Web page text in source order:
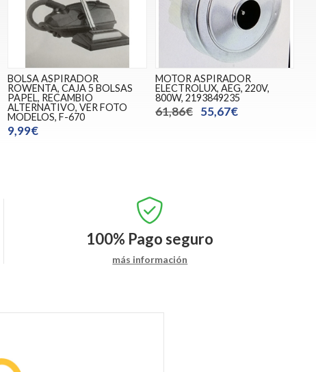
BOLSA ASPIRADOR
ROWENTA, CAJA 5 BOLSAS
PAPEL, RECAMBIO
ALTERNATIVO, VER FOTO
MODELOS, F-670
9,99€
MOTOR ASPIRADOR
ELECTROLUX, AEG, 220V,
800W, 2193849235
61,86€ 55,67€
100% Pago seguro
más información